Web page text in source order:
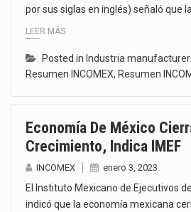
por sus siglas en inglés) señaló que
LEER MÁS
Posted in Industria
Resumen INCOMEX, Resumen
Economía De México
Crecimiento, Indica IMEF
INCOMEX enero 3, 2023
El Instituto Mexicano de Ejecutivos
indicó que la economía mexicana